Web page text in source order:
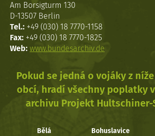
Am Borsigturm 130
D-13507 Berlin
Tel.: +49 (030) 18 7770-1158
Fax: +49 (030) 18 7770-1825
Web: www.bundesarchiv.de
Pokud se jedná o vojáky z
obcí, hradí všechny poplatky
archivu Projekt Hultschiner-
Bělá Bohuslavice